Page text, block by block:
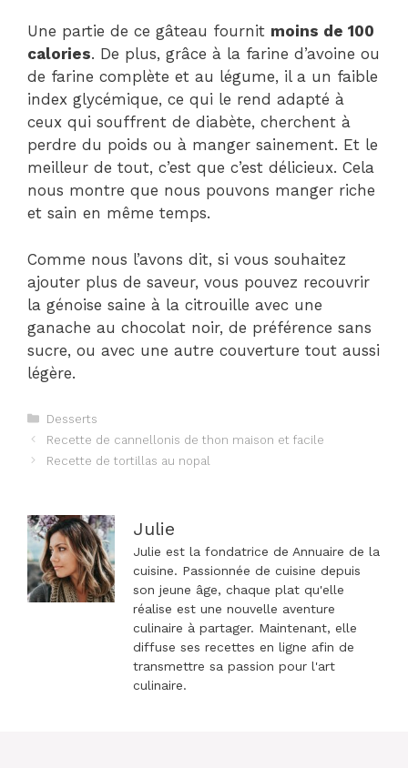
Une partie de ce gâteau fournit moins de 100
calories. De plus, grâce à la farine d’avoine ou
de farine complète et au légume, il a un faible
index glycémique, ce qui le rend adapté à
ceux qui souffrent de diabète, cherchent à
perdre du poids ou à manger sainement. Et le
meilleur de tout, c’est que c’est délicieux. Cela
nous montre que nous pouvons manger riche
et sain en même temps.
Comme nous l’avons dit, si vous souhaitez
ajouter plus de saveur, vous pouvez recouvrir
la génoise saine à la citrouille avec une
ganache au chocolat noir, de préférence sans
sucre, ou avec une autre couverture tout aussi
légère.
Catégories
Desserts
Navigation
des
Recette de cannellonis de thon maison et facile
Recette de tortillas au nopal
Julie
Julie est la fondatrice de Annuaire de la
cuisine. Passionnée de cuisine depuis
son jeune âge, chaque plat qu'elle
réalise est une nouvelle aventure
culinaire à partager. Maintenant, elle
diffuse ses recettes en ligne afin de
transmettre sa passion pour l'art
culinaire.